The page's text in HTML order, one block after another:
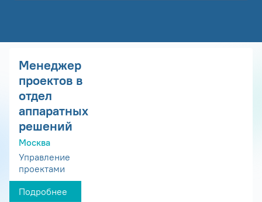
Менеджер
проектов в
отдел
аппаратных
решений
Москва
Управление
проектами
Подробнее